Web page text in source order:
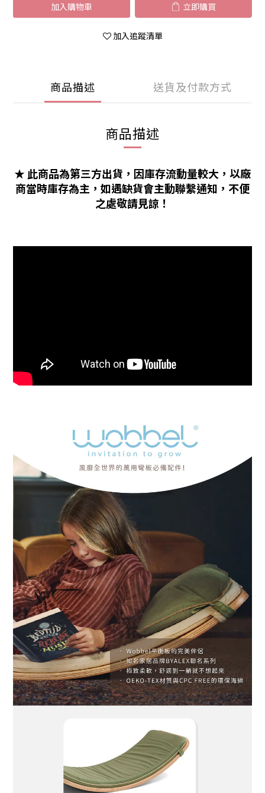
加入購物車 立即購買
加入追蹤清單
商品描述 送貨及付款方式
商品描述
★ 此商品為第三方出貨，因庫存流動量較大，以廠
商當時庫存為主，如遇缺貨會主動聯繫通知，不便
之處敬請見諒！